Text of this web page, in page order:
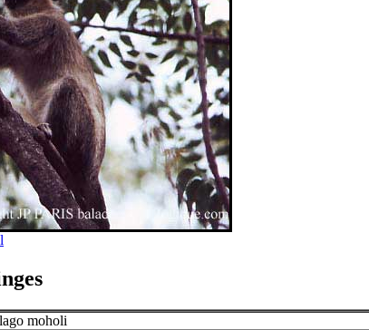
moholi